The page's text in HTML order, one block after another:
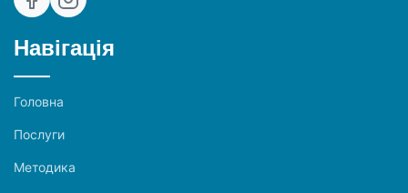
Навігація
Головна
Послуги
Методика